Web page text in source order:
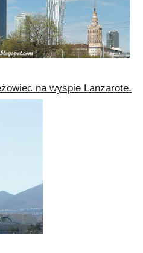
na wyspie Lanzarote.